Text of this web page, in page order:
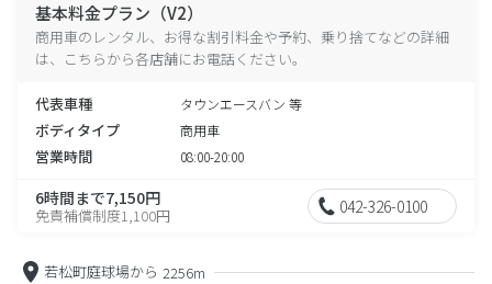
基本料金プラン（V2）
商用車のレンタル、お得な割引料金や予約、乗り捨てなどの詳細
は、こちらから各店舗にお電話ください。
代表車種 タウンエースバン 等
ボディタイプ 商用車
営業時間 08:00-20:00
6時間まで7,150円
免責補償制度1,100円 042-326-0100
若松町庭球場から 2256m